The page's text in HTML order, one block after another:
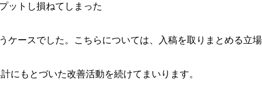
ットし損ねてしまった
ースでした。こちらについては、入稿を取りまとめる立
にもとづいた改善活動を続けてまいります。